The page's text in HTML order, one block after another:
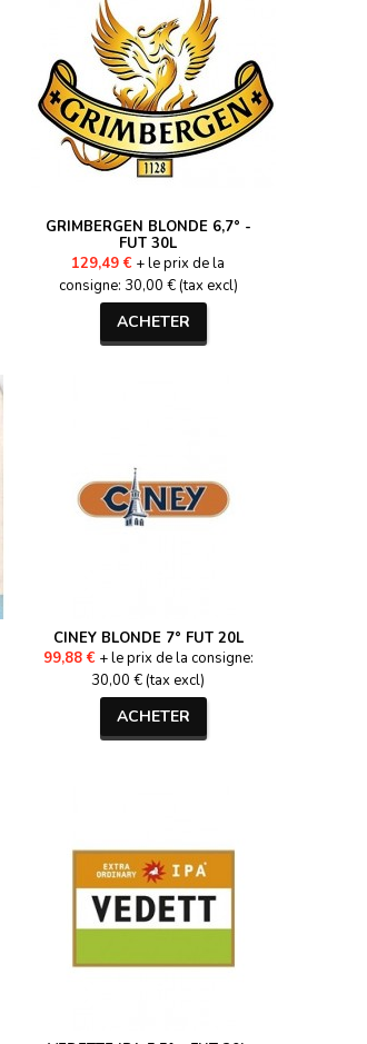
GRIMBERGEN BLONDE 6,7° -
FUT 30L
129,49 € + le prix de la
consigne: 30,00 € (tax excl)
ACHETER
CINEY BLONDE 7° FUT 20L
99,88 € + le prix de la consigne:
30,00 € (tax excl)
ACHETER